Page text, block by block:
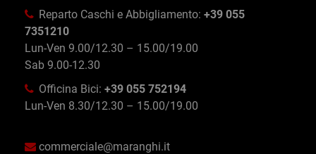
Reparto Caschi e Abbigliamento: +39 055
7351210
Lun-Ven 9.00/12.30 – 15.00/19.00
Sab 9.00-12.30
Officina Bici: +39 055 752194
Lun-Ven 8.30/12.30 – 15.00/19.00
commerciale@maranghi.it